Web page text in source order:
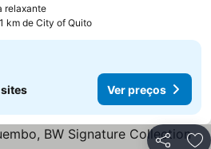
relaxanteVer preços
km de City of Quito
Ver preços